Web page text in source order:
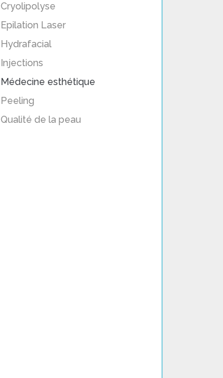
Cryolipolyse
Epilation Laser
Hydrafacial
Injections
Médecine esthétique
Peeling
Qualité de la peau